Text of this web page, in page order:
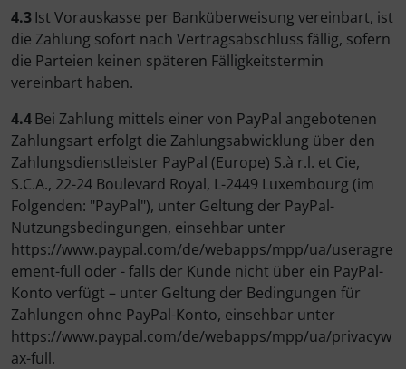
4.3Ist Vorauskasse per Banküberweisung vereinbart, ist
die Zahlung sofort nach Vertragsabschluss fällig, sofern
die Parteien keinen späteren Fälligkeitstermin
vereinbart haben.
4.4Bei Zahlung mittels einer von PayPal angebotenen
Zahlungsart erfolgt die Zahlungsabwicklung über den
Zahlungsdienstleister PayPal (Europe) S.à r.l. et Cie,
S.C.A., 22-24 Boulevard Royal, L-2449 Luxembourg (im
Folgenden: "PayPal"), unter Geltung der PayPal-
Nutzungsbedingungen, einsehbar unter
https://www.paypal.com/de/webapps/mpp/ua/useragre
ement-full oder - falls der Kunde nicht über ein PayPal-
Konto verfügt – unter Geltung der Bedingungen für
Zahlungen ohne PayPal-Konto, einsehbar unter
https://www.paypal.com/de/webapps/mpp/ua/privacyw
ax-full.